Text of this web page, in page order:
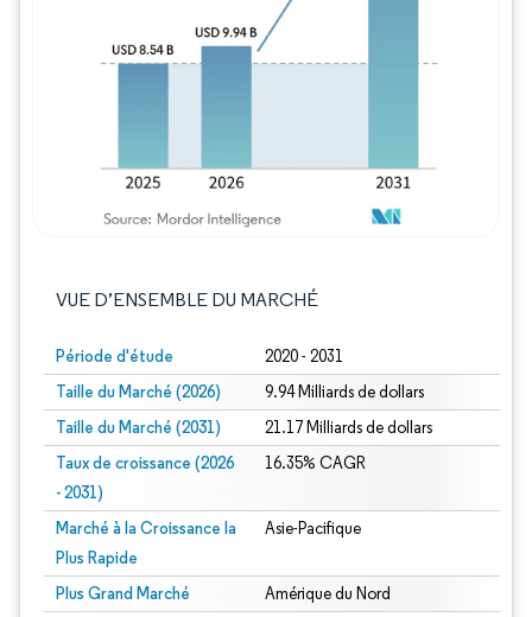
VUE D’ENSEMBLE DU MARCHÉ
Période d'étude 2020 - 2031
Taille du Marché (2026) 9.94 Milliards de dollars
Taille du Marché (2031) 21.17 Milliards de dollars
Taux de croissance (2026
- 2031)
16.35% CAGR
Marché à la Croissance la
Plus Rapide
Asie-Pacifique
Plus Grand Marché Amérique du Nord
Image © Mordor Intelligence. La